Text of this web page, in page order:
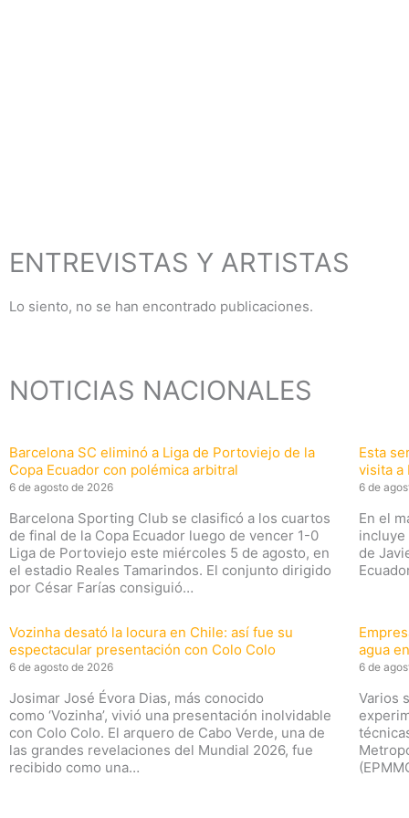
ENTREVISTAS Y ARTISTAS
Lo siento, no se han encontrado publicaciones.
NOTICIAS NACIONALES
Barcelona SC eliminó a Liga de Portoviejo de la
Copa Ecuador con polémica arbitral
6 de agosto de 2026
Barcelona Sporting Club se clasificó a los cuartos
de final de la Copa Ecuador luego de vencer 1-0
Liga de Portoviejo este miércoles 5 de agosto, en
el estadio Reales Tamarindos. El conjunto dirigido
por César Farías consiguió…
Esta
visita a
6 de
En el
incluye
de
Vozinha desató la locura en Chile: así fue su
espectacular presentación con Colo Colo
6 de agosto de 2026
Josimar José Évora Dias, más conocido
como ‘Vozinha’, vivió una presentación inolvidable
con Colo Colo. El arquero de Cabo Verde, una de
las grandes revelaciones del Mundial 2026, fue
recibido como una…
agua
6 de
Varios